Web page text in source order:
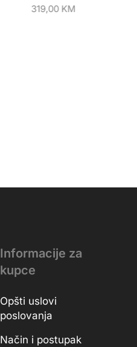
319,00 KM
Informacije za
kupce
Opšti uslovi
poslovanja
Način i postupak